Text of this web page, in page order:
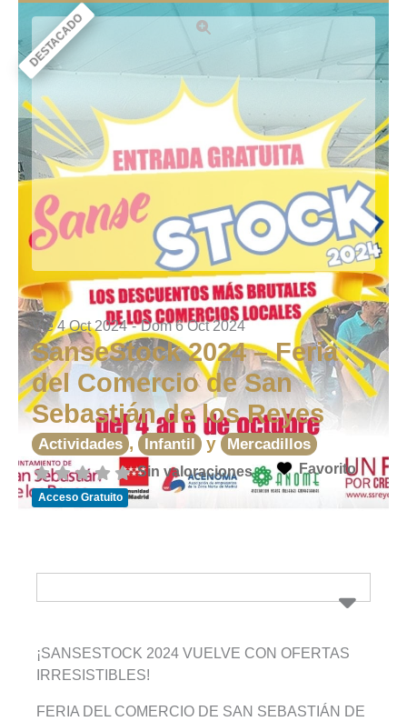
DESTACADO
Vie 4 Oct 2024 - Dom 6 Oct 2024
SanseStock 2024 – Feria
del Comercio de San
Sebastián de los Reyes
Actividades , Infantil y Mercadillos
Sin valoraciones Favorito
Acceso Gratuito
¡SANSESTOCK 2024 VUELVE CON OFERTAS
IRRESISTIBLES!
FERIA DEL COMERCIO DE SAN SEBASTIÁN DE